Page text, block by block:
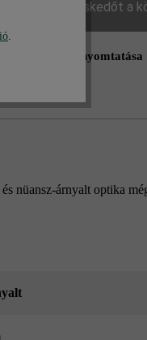
egy kereskedőt a
Oldal nyomtatása
nüansz-árnyalt optika
.